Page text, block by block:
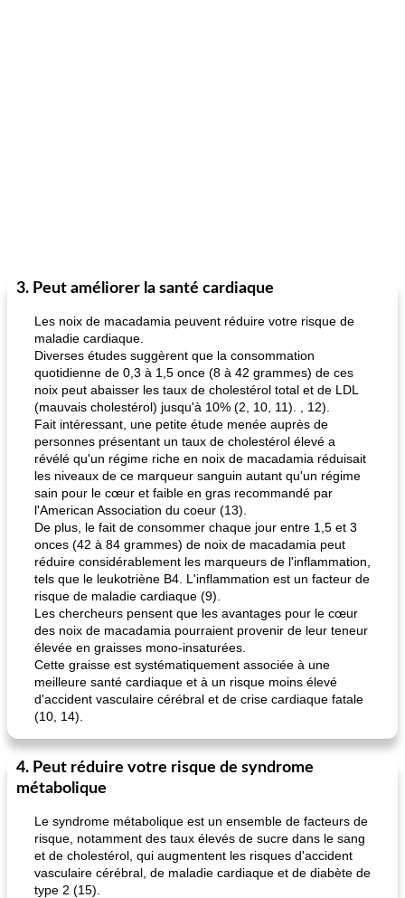
3. Peut améliorer la santé cardiaque
Les noix de macadamia peuvent réduire votre risque de
maladie cardiaque.
Diverses études suggèrent que la consommation
quotidienne de 0,3 à 1,5 once (8 à 42 grammes) de ces
noix peut abaisser les taux de cholestérol total et de LDL
(mauvais cholestérol) jusqu'à 10% (2, 10, 11). , 12).
Fait intéressant, une petite étude menée auprès de
personnes présentant un taux de cholestérol élevé a
révélé qu'un régime riche en noix de macadamia réduisait
les niveaux de ce marqueur sanguin autant qu'un régime
sain pour le cœur et faible en gras recommandé par
l'American Association du coeur (13).
De plus, le fait de consommer chaque jour entre 1,5 et 3
onces (42 à 84 grammes) de noix de macadamia peut
réduire considérablement les marqueurs de l'inflammation,
tels que le leukotriène B4. L'inflammation est un facteur de
risque de maladie cardiaque (9).
Les chercheurs pensent que les avantages pour le cœur
des noix de macadamia pourraient provenir de leur teneur
élevée en graisses mono-insaturées.
Cette graisse est systématiquement associée à une
meilleure santé cardiaque et à un risque moins élevé
d'accident vasculaire cérébral et de crise cardiaque fatale
(10, 14).
4. Peut réduire votre risque de syndrome
métabolique
Le syndrome métabolique est un ensemble de facteurs de
risque, notamment des taux élevés de sucre dans le sang
et de cholestérol, qui augmentent les risques d'accident
vasculaire cérébral, de maladie cardiaque et de diabète de
type 2 (15).